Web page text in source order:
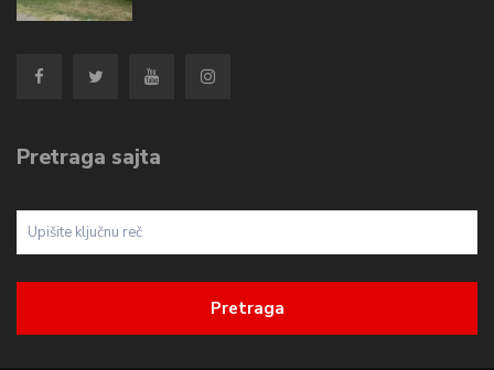
Pretraga sajta
Pretraga